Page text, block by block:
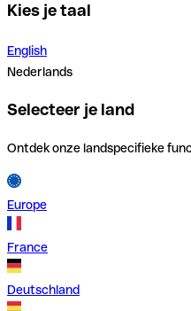
Kies je taal
English
Nederlands
Selecteer je land
Ontdek onze landspecifieke
Europe
France
Deutschland